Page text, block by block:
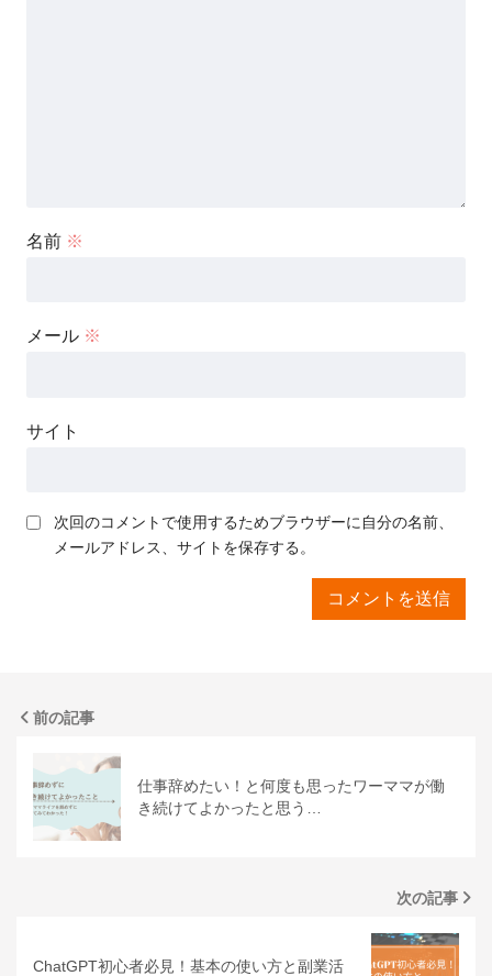
名前 ※
メール ※
サイト
次回のコメントで使用するためブラウザーに自分の名前、
メールアドレス、サイトを保存する。
前の記事
仕事辞めたい！と何度も思ったワーママが働
き続けてよかったと思う…
次の記事
ChatGPT初心者必見！基本の使い方と副業活